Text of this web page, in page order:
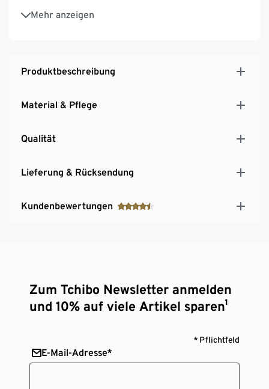
Mehr anzeigen
Moderner graphischer Print
Produktbeschreibung
Material & Pflege
Qualität
Lieferung & Rücksendung
Kundenbewertungen
Zum Tchibo Newsletter anmelden
und 10% auf viele Artikel sparen¹
* Pflichtfeld
E-Mail-Adresse*